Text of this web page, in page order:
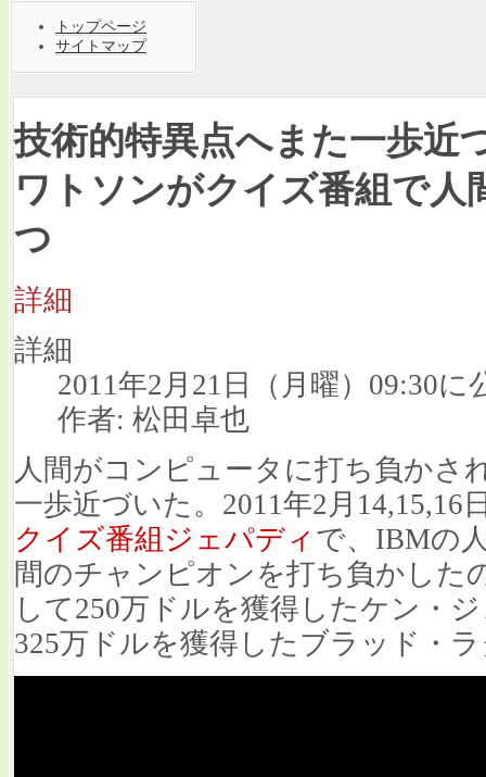
トップページ
サイトマップ
技術的特異点へまた一歩近
ワトソンがクイズ番組で人
つ
詳細
詳細
2011年2月21日（月曜）09:30に
作者: 松田卓也
人間がコンピュータに打ち負かさ
一歩近づいた。2011年2月
クイズ番組ジェパディ で、IBMの
間のチャンピオンを打ち負かした
して250万ドルを獲得したケン・
325万ドルを獲得したブラッド・